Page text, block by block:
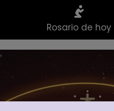
Rosario de hoy